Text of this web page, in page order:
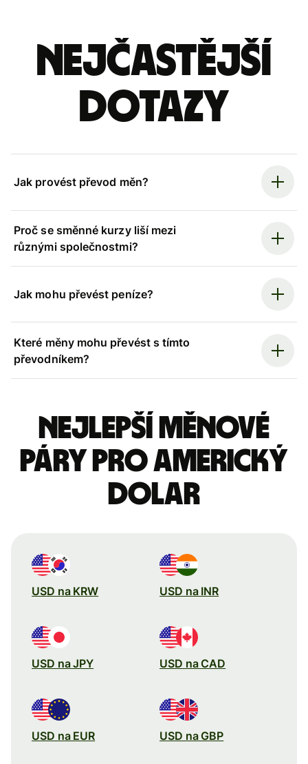
Nejčastější
dotazy
Jak provést převod měn?
Proč se směnné kurzy liší mezi
různými společnostmi?
Jak mohu převést peníze?
Které měny mohu převést s tímto
převodníkem?
Nejlepší měnové
páry pro americký
dolar
USD na KRW USD na INR
USD na JPY USD na CAD
USD na EUR USD na GBP